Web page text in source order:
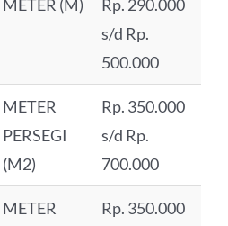
METER (M)
Rp. 290.000
s/d Rp.
500.000
METER
PERSEGI
(M2)
Rp. 350.000
s/d Rp.
700.000
METER
Rp. 350.000